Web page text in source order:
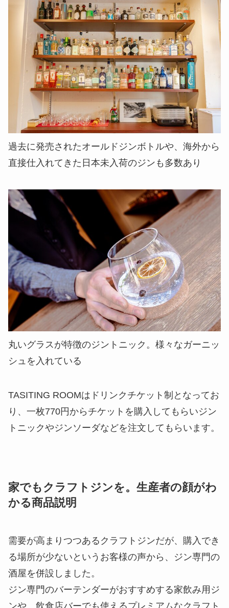
​過去に発売されたオールドジンボトルや、海外から
直接仕入れてきた日本未入荷のジンも多数あり
丸いグラスが特徴のジントニック。様々なガーニッ
シュを入れている
TASITING ROOMはドリンクチケット制となってお
り、一枚770円からチケットを購入してもらいジン
トニックやジンソーダなどを注文してもらいます。
家でもクラフトジンを。生産者の顔がわ
かる商品説明
需要が高まりつつあるクラフトジンだが、購入でき
る場所が少ないというお客様の声から、ジン専門の
酒屋を併設しました。
ジン専門のバーテンダーがおすすめする家飲み用ジ